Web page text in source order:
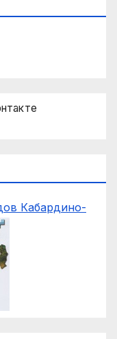
Кабардино-